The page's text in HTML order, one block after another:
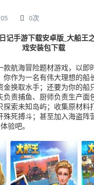
0次
记手游下载安卓版_大船王
戏安装包下载
款航海冒险题材游戏，以即
你作为一名有伟大理想的船
金换取水手；还要为你的船
负责捕鱼、厨师负责生产面
索未知岛屿；收集原材料
殊死搏斗；甚至加入海盗阵
验吧。